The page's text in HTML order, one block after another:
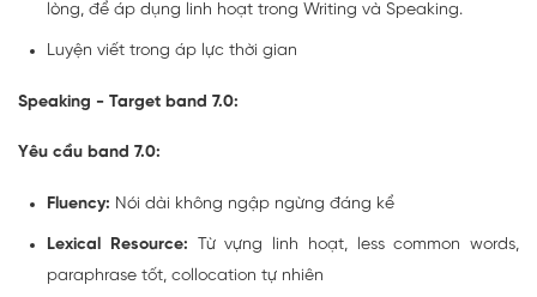
lòng, để áp dụng linh hoạt trong Writing và Speaking.
Luyện viết trong áp lực thời gian
Speaking - Target band 7.0:
Yêu cầu band 7.0:
Fluency: Nói dài không ngập ngừng đáng kể
Lexical Resource: Từ vựng linh hoạt, less common words,
paraphrase tốt, collocation tự nhiên